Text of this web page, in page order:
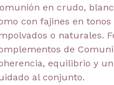
en crudo,
con fajines en tonos
o naturales.
de
equilibrio y
al conjunto.